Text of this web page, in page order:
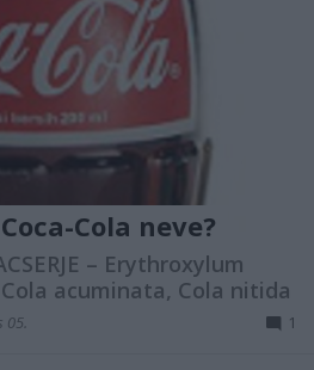
Cola neve?
– Erythroxylum
Cola acuminata, Cola nitida
05. 1